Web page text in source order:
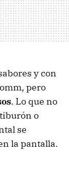
y con
pero
. Lo que no
o
se
la pantalla.